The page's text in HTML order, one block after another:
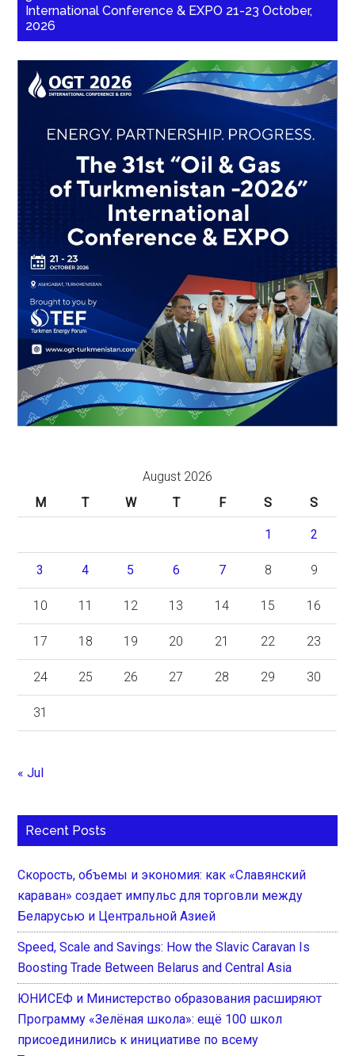
International Conference & EXPO 21-23 October,
2026
August 2026
M
T W T F S S
1 2
3 4 5 6 7 8 9
10 11 12 13 14 15 16
17 18 19 20 21 22 23
24 25 26 27 28 29 30
31
« Jul
Recent Posts
Скорость, объемы и экономия: как «Славянский
караван» создает импульс для торговли между
Беларусью и Центральной Азией
Speed, Scale and Savings: How the Slavic Caravan Is
Boosting Trade Between Belarus and Central Asia
ЮНИСЕФ и Министерство образования расширяют
Программу «Зелёная школа»: ещё 100 школ
присоединились к инициативе по всему